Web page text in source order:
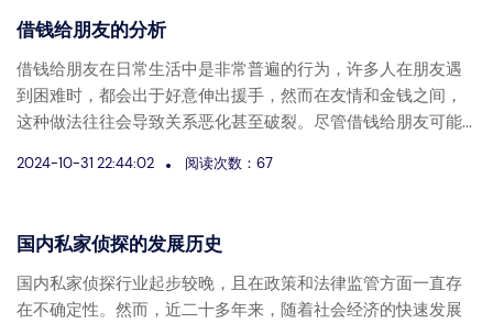
借钱给朋友的分析
借钱给朋友在日常生活中是非常普遍的行为，许多人在朋友遇
到困难时，都会出于好意伸出援手，然而在友情和金钱之间，
这种做法往往会导致关系恶化甚至破裂。尽管借钱给朋友可能...
2024-10-31 22:44:02 阅读次数：67
国内私家侦探的发展历史
国内私家侦探行业起步较晚，且在政策和法律监管方面一直存
在不确定性。然而，近二十多年来，随着社会经济的快速发展